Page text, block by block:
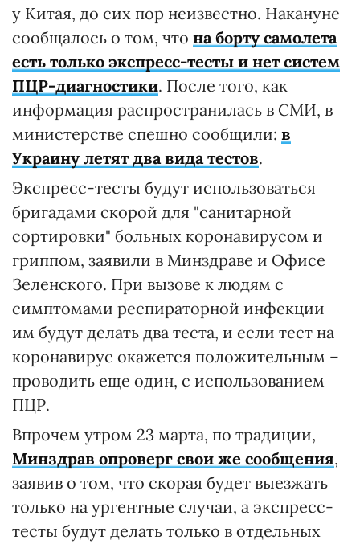
у Китая, до сих пор неизвестно. Накануне
сообщалось о том, что на борту самолета
есть только экспресс-тесты и нет систем
ПЦР-диагностики. После того, как
информация распространилась в СМИ, в
министерстве спешно сообщили: в
Украину летят два вида тестов.
Экспресс-тесты будут использоваться
бригадами скорой для "санитарной
сортировки" больных коронавирусом и
гриппом, заявили в Минздраве и Офисе
Зеленского. При вызове к людям с
симптомами респираторной инфекции
им будут делать два теста, и если тест на
коронавирус окажется положительным –
проводить еще один, с использованием
ПЦР.
Впрочем утром 23 марта, по традиции,
Минздрав опроверг свои же сообщения,
заявив о том, что скорая будет выезжать
только на ургентные случаи, а экспресс-
тесты будут делать только в отдельных